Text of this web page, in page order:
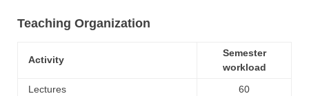
Teaching Organization
Activity
Semester
workload
Lectures
60